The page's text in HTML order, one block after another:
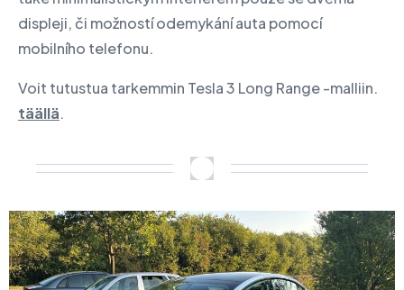
displeji, či možností odemykání auta pomocí
mobilního telefonu.
Voit tutustua tarkemmin Tesla 3 Long Range -malliin.
täällä.